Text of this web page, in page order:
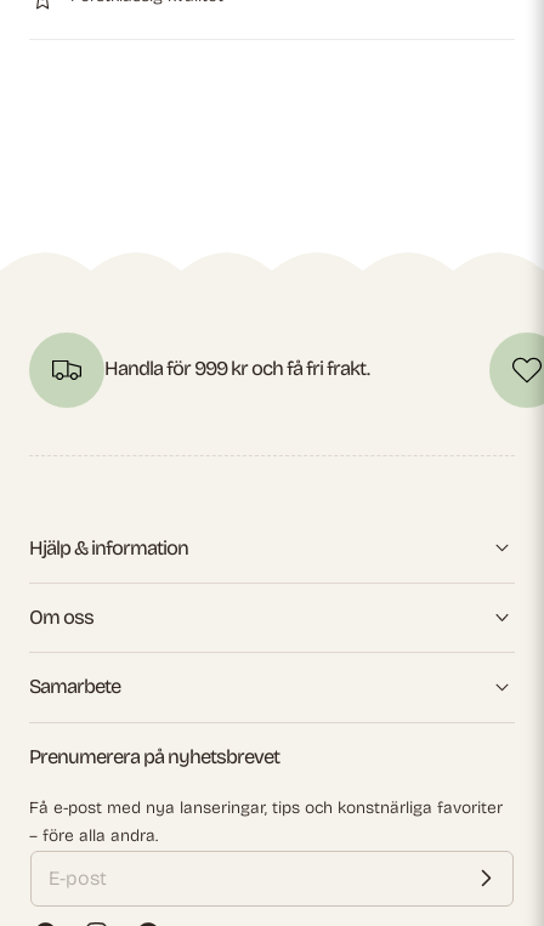
Handla för 999 kr och få fri frakt.
Hjälp & information
Om oss
Samarbete
Prenumerera på nyhetsbrevet
Få e-post med nya lanseringar, tips och konstnärliga favoriter
– före alla andra.